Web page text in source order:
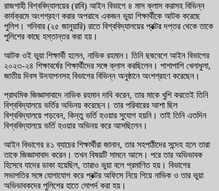
রাজশাহী বিশ্ববিদ্যালয়ের (রাবি) আইন বিভাগে ৪ মাস ক্লাস করাসহ বিভিন্ন
কার্যক্রমে অংশগ্রহণ করার অপরাধে একজন ভুয়া শিক্ষার্থীকে আটক করেছে
পুলিশ। শনিবার (২৫ জানুয়ারি) রাতে বিশ্ববিদ্যালয়ের প্রক্টর দপ্তর থেকে তাকে
পুলিশের কাছে হস্তান্তর করা হয়।
আটক ওই ভুয়া শিক্ষার্থী হলেন, নাভিক রহমান। তিনি ছদ্মবেশে আইন বিভাগের
২০২৩-২৪ শিক্ষাবর্ষের শিক্ষার্থীদের সঙ্গে ক্লাস করছিলেন। পাশাপাশি খেলাধুলা,
জাতীয় দিবস উদযাপনসহ বিভাগের বিভিন্ন অনুষ্ঠানে অংশগ্রহণ করেছেন।
প্রাথমিক জিজ্ঞাসাবাদে নাভিক রহমান দাবি করেন, তার মাকে খুশি করতেই তিনি
বিশ্ববিদ্যালয়ে ভর্তির অভিনয় করেছেন। তার পরিবারের আশা ছিল
বিশ্ববিদ্যালয়ে পড়বেন, কিন্তু ভর্তি হওয়ার সুযোগ হয়নি। তাই তিনি এতদিন
বিশ্ববিদ্যালয়ে ভর্তি হওয়ার অভিনয় করে আসছিলেন।
আইন বিভাগের ৪১ ব্যাচের শিক্ষার্থীরা জানান, তার সহপাঠীদের সন্দেহ হলে তারা
তাকে জিজ্ঞাসাবাদ করেন। তখন বিষয়টি সামনে আসে। পরে তার অভিভাবক
হিসেবে যাদের ডাকা হয়েছিল, তারাও ভুয়া বলে প্রমাণিত হয়। বিভাগের
সভাপতির সঙ্গে যোগাযোগ করে প্রক্টর অফিসে নিয়ে গিয়ে নাভিক ও তার ভুয়া
অভিভাবকদের পুলিশের হাতে সোপর্দ করা হয়।